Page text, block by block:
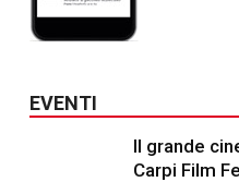
EVENTI
Il grande
Carpi Film